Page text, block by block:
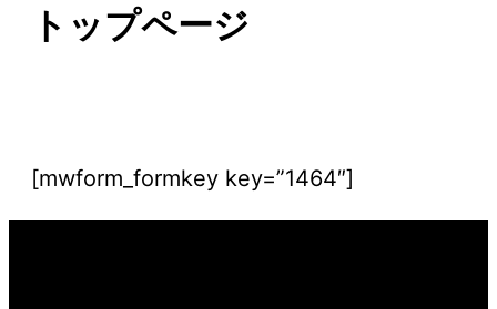
トップページ
[mwform_formkey key=”1464″]